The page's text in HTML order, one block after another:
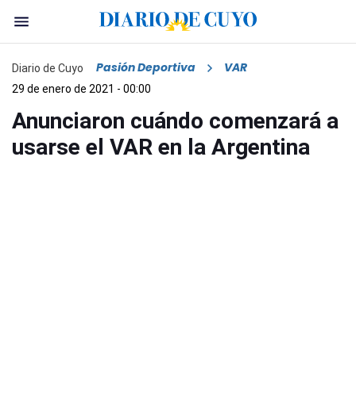
Diario de Cuyo Pasión Deportiva VAR
29 de enero de 2021 - 00:00
Anunciaron cuándo comenzará a
usarse el VAR en la Argentina